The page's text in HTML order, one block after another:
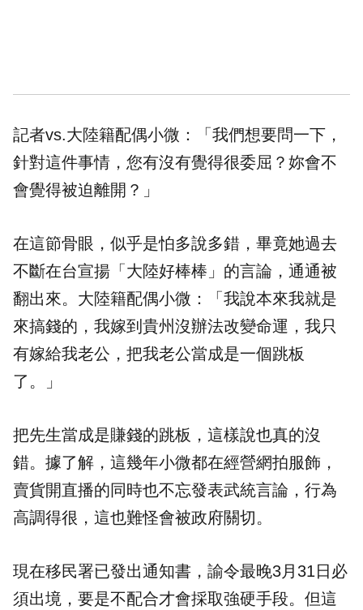
記者vs.大陸籍配偶小微：「我們想要問一下，
針對這件事情，您有沒有覺得很委屈？妳會不
會覺得被迫離開？」
在這節骨眼，似乎是怕多說多錯，畢竟她過去
不斷在台宣揚「大陸好棒棒」的言論，通通被
翻出來。大陸籍配偶小微：「我說本來我就是
來搞錢的，我嫁到貴州沒辦法改變命運，我只
有嫁給我老公，把我老公當成是一個跳板
了。」
把先生當成是賺錢的跳板，這樣說也真的沒
錯。據了解，這幾年小微都在經營網拍服飾，
賣貨開直播的同時也不忘發表武統言論，行為
高調得很，這也難怪會被政府關切。
現在移民署已發出通知書，諭令最晚3月31日必
須出境，要是不配合才會採取強硬手段。但這